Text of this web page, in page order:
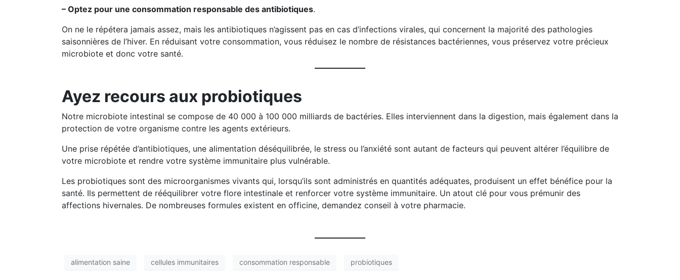
– Optez pour une consommation responsable des antibiotiques.
On ne le répétera jamais assez, mais les antibiotiques n’agissent pas en cas d’infections virales, qui concernent la majorité des pathologies
saisonnières de l’hiver. En réduisant votre consommation, vous réduisez le nombre de résistances bactériennes, vous préservez votre précieux
microbiote et donc votre santé.
Ayez recours aux probiotiques
Notre microbiote intestinal se compose de 40 000 à 100 000 milliards de bactéries. Elles interviennent dans la digestion, mais également dans la
protection de votre organisme contre les agents extérieurs.
Une prise répétée d’antibiotiques, une alimentation déséquilibrée, le stress ou l’anxiété sont autant de facteurs qui peuvent altérer l’équilibre de
votre microbiote et rendre votre système immunitaire plus vulnérable.
Les probiotiques sont des microorganismes vivants qui, lorsqu’ils sont administrés en quantités adéquates, produisent un effet bénéfice pour la
santé. Ils permettent de rééquilibrer votre flore intestinale et renforcer votre système immunitaire. Un atout clé pour vous prémunir des
affections hivernales. De nombreuses formules existent en officine, demandez conseil à votre pharmacie.
alimentation saine cellules immunitaires consommation responsable probiotiques